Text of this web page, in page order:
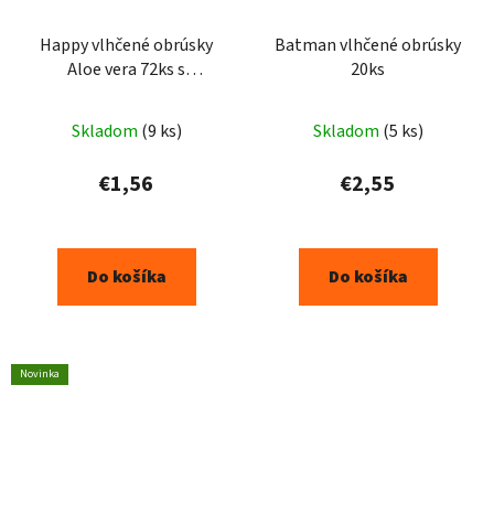
Happy vlhčené obrúsky
Aloe vera 72ks s
Skladom (9 ks)
€1,56
Do košíka
Batman vlhčené obrúsky
20ks
Skladom (5 ks)
€2,55
Do košíka
Novinka